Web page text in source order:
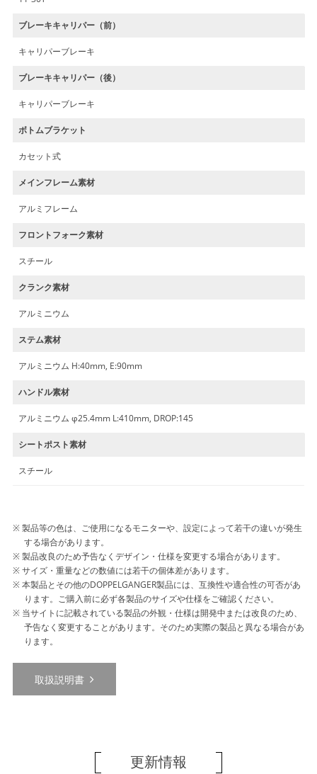
ブレーキキャリパー（前）
キャリパーブレーキ
ブレーキキャリパー（後）
キャリパーブレーキ
ボトムブラケット
カセット式
メインフレーム素材
アルミフレーム
フロントフォーク素材
スチール
クランク素材
アルミニウム
ステム素材
アルミニウム H:40mm, E:90mm
ハンドル素材
アルミニウム φ25.4mm L:410mm, DROP:145
シートポスト素材
スチール
製品等の色は、ご使用になるモニターや、設定によって若干の違いが発生
する場合があります。
製品改良のため予告なくデザイン・仕様を変更する場合があります。
サイズ・重量などの数値には若干の個体差があります。
本製品とその他のDOPPELGANGER製品には、互換性や適合性の可否があ
ります。ご購入前に必ず各製品のサイズや仕様をご確認ください。
当サイトに記載されている製品の外観・仕様は開発中または改良のため、
予告なく変更することがあります。そのため実際の製品と異なる場合があ
ります。
取扱説明書
更新情報